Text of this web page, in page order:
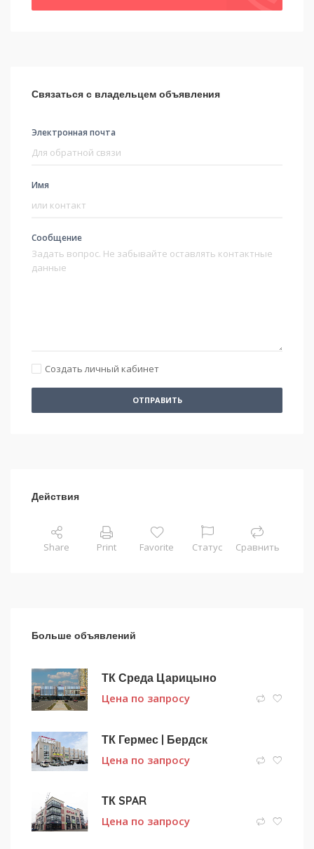
Связаться с владельцем объявления
Электронная почта
Имя
Сообщение
Создать личный кабинет
ОТПРАВИТЬ
Действия
Share Print Favorite Статус Сравнить
Больше объявлений
ТК Среда Царицыно
Цена по запросу
ТК Гермес | Бердск
Цена по запросу
ТК SPAR
Цена по запросу